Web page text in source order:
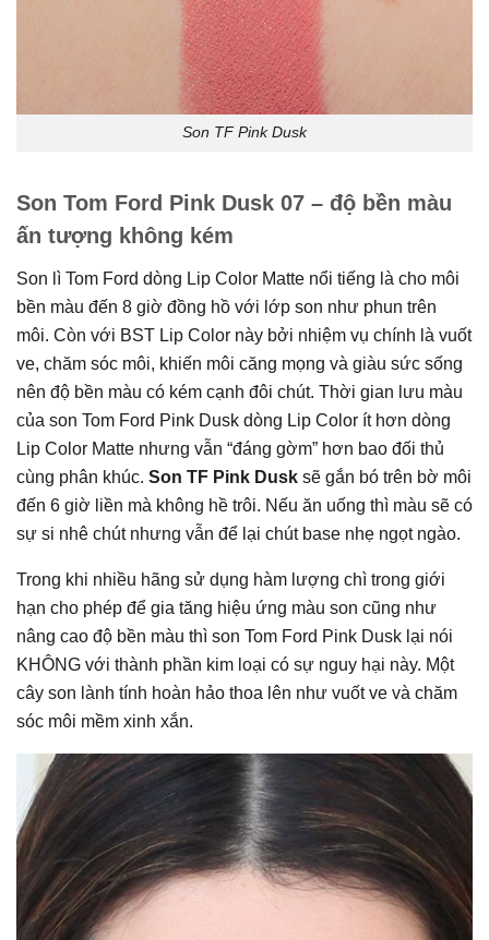
Son TF Pink Dusk
Son Tom Ford Pink Dusk 07 – độ bền màu
ấn tượng không kém
Son lì Tom Ford dòng Lip Color Matte nổi tiếng là cho môi
bền màu đến 8 giờ đồng hồ với lớp son như phun trên
môi. Còn với BST Lip Color này bởi nhiệm vụ chính là vuốt
ve, chăm sóc môi, khiến môi căng mọng và giàu sức sống
nên độ bền màu có kém cạnh đôi chút. Thời gian lưu màu
của son Tom Ford Pink Dusk dòng Lip Color ít hơn dòng
Lip Color Matte nhưng vẫn “đáng gờm” hơn bao đối thủ
cùng phân khúc. Son TF Pink Dusk sẽ gắn bó trên bờ môi
đến 6 giờ liền mà không hề trôi. Nếu ăn uống thì màu sẽ có
sự si nhê chút nhưng vẫn để lại chút base nhẹ ngọt ngào.
Trong khi nhiều hãng sử dụng hàm lượng chì trong giới
hạn cho phép để gia tăng hiệu ứng màu son cũng như
nâng cao độ bền màu thì son Tom Ford Pink Dusk lại nói
KHÔNG với thành phần kim loại có sự nguy hại này. Một
cây son lành tính hoàn hảo thoa lên như vuốt ve và chăm
sóc môi mềm xinh xắn.